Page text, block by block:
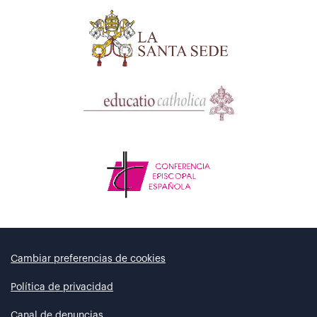
Cambiar preferencias de cookies
Política de privacidad